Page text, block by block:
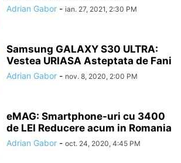
Adrian Gabor - ian. 27, 2021, 2:30 PM
Samsung GALAXY S30 ULTRA:
Vestea URIASA Asteptata de Fani
Adrian Gabor - nov. 8, 2020, 2:00 PM
eMAG: Smartphone-uri cu 3400
de LEI Reducere acum in Romania
Adrian Gabor - oct. 24, 2020, 4:45 PM